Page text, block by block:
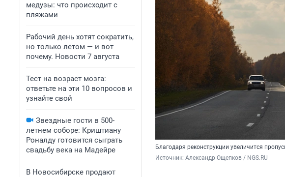
медузы: что происходит с
пляжами
Рабочий день хотят сократить,
но только летом — и вот
почему. Новости 7 августа
Тест на возраст мозга:
ответьте на эти 10 вопросов и
узнайте свой
Звездные гости в 500-
летнем соборе: Криштиану
Роналду готовится сыграть
свадьбу века на Мадейре
В Новосибирске продают
Благодаря реконструкции увеличится
Источник: Александр Ощепков / NGS.RU